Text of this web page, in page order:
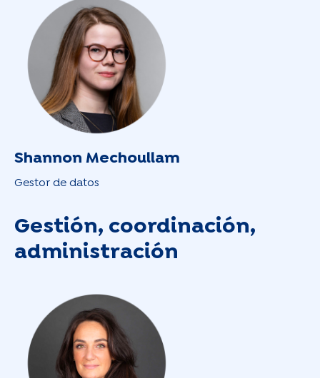
Shannon Mechoullam
Gestor de datos
Gestión, coordinación,
administración